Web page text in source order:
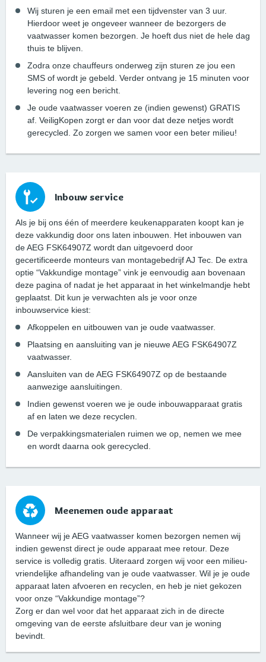
Wij sturen je een email met een tijdvenster van 3 uur.
Hierdoor weet je ongeveer wanneer de bezorgers de
vaatwasser komen bezorgen. Je hoeft dus niet de hele dag
thuis te blijven.
Zodra onze chauffeurs onderweg zijn sturen ze jou een
SMS of wordt je gebeld. Verder ontvang je 15 minuten voor
levering nog een bericht.
Je oude vaatwasser voeren ze (indien gewenst) GRATIS
af. VeiligKopen zorgt er dan voor dat deze netjes wordt
gerecycled. Zo zorgen we samen voor een beter milieu!
Inbouw service
Als je bij ons één of meerdere keukenapparaten koopt kan je
deze vakkundig door ons laten inbouwen. Het inbouwen van
de AEG FSK64907Z wordt dan uitgevoerd door
gecertificeerde monteurs van montagebedrijf AJ Tec. De extra
optie “Vakkundige montage” vink je eenvoudig aan bovenaan
deze pagina of nadat je het apparaat in het winkelmandje hebt
geplaatst. Dit kun je verwachten als je voor onze
inbouwservice kiest:
Afkoppelen en uitbouwen van je oude vaatwasser.
Plaatsing en aansluiting van je nieuwe AEG FSK64907Z
vaatwasser.
Aansluiten van de AEG FSK64907Z op de bestaande
aanwezige aansluitingen.
Indien gewenst voeren we je oude inbouwapparaat gratis
af en laten we deze recyclen.
De verpakkingsmaterialen ruimen we op, nemen we mee
en wordt daarna ook gerecycled.
Meenemen oude apparaat
Wanneer wij je AEG vaatwasser komen bezorgen nemen wij
indien gewenst direct je oude apparaat mee retour. Deze
service is volledig gratis. Uiteraard zorgen wij voor een milieu-
vriendelijke afhandeling van je oude vaatwasser. Wil je je oude
apparaat laten afvoeren en recyclen, en heb je niet gekozen
voor onze “Vakkundige montage”?
Zorg er dan wel voor dat het apparaat zich in de directe
omgeving van de eerste afsluitbare deur van je woning
bevindt.